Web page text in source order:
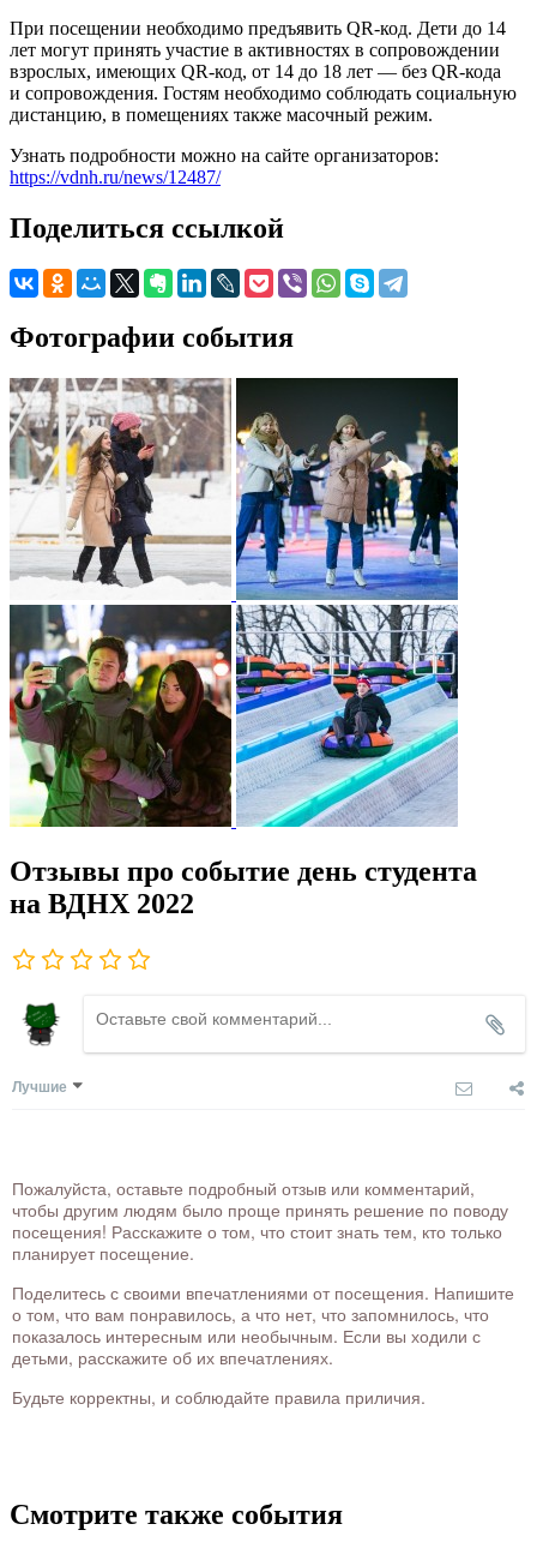
При посещении необходимо предъявить QR-код. Дети до 14
лет могут принять участие в активностях в сопровождении
взрослых, имеющих QR-код, от 14 до 18 лет — без QR-кода
и сопровождения. Гостям необходимо соблюдать социальную
дистанцию, в помещениях также масочный режим.
Узнать подробности можно на сайте организаторов:
https://vdnh.ru/news/12487/
Поделиться ссылкой
Фотографии события
Отзывы про событие день студента
на ВДНХ 2022
Лучшие
Пожалуйста, оставьте подробный отзыв или комментарий,
чтобы другим людям было проще принять решение по поводу
посещения! Расскажите о том, что стоит знать тем, кто только
планирует посещение.
Поделитесь с своими впечатлениями от посещения. Напишите
о том, что вам понравилось, а что нет, что запомнилось, что
показалось интересным или необычным. Если вы ходили с
детьми, расскажите об их впечатлениях.
Будьте корректны, и соблюдайте правила приличия.
Смотрите также события